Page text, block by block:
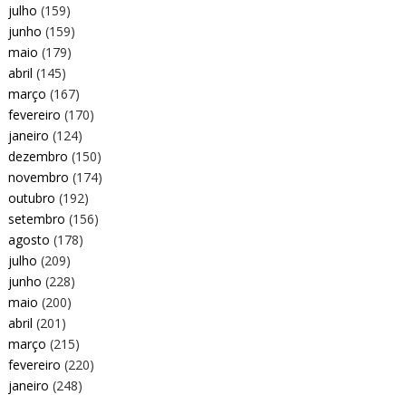
julho (159)
junho (159)
maio (179)
abril (145)
março (167)
fevereiro (170)
janeiro (124)
dezembro (150)
novembro (174)
outubro (192)
setembro (156)
agosto (178)
julho (209)
junho (228)
maio (200)
abril (201)
março (215)
fevereiro (220)
janeiro (248)